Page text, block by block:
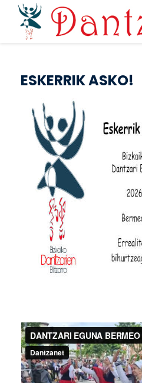
Pasar al contenido principal
ESKERRIK ASKO!